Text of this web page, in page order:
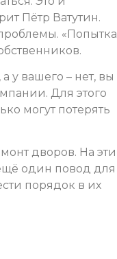
Пётр Ватутин.
«Попытка
у вашего – нет, вы
Для этого
могут потерять
дворов. На эти
один повод для
порядок в их